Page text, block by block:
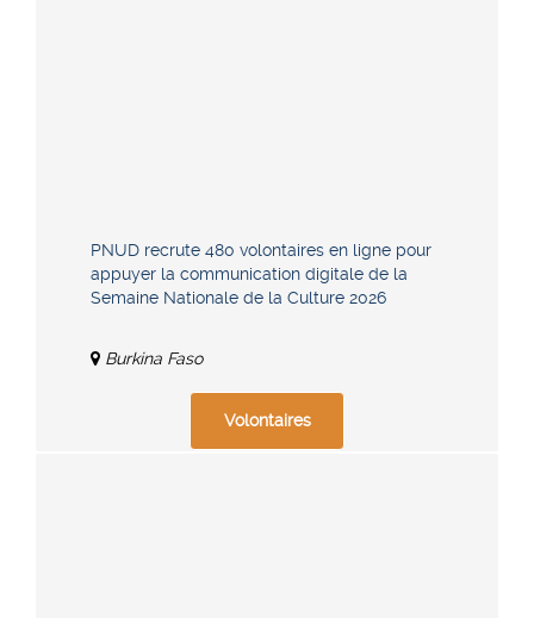
PNUD recrute 480 volontaires en ligne pour
appuyer la communication digitale de la
Semaine Nationale de la Culture 2026
Burkina Faso
Volontaires